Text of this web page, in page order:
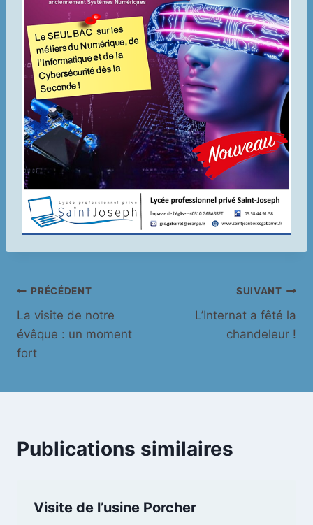
Navigation
de
l’article
PRÉCÉDENT
La visite de notre
évêque : un moment
fort
SUIVANT
L’Internat a fêté la
chandeleur !
Publications similaires
Visite de l’usine Porcher